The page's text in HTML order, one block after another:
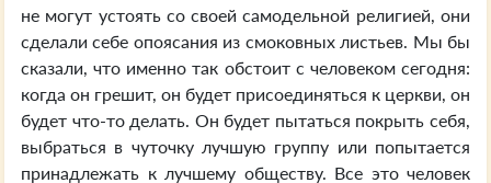
не могут устоять со своей самодельной религией, они
сделали себе опоясания из смоковных листьев. Мы бы
сказали, что именно так обстоит с человеком сегодня:
когда он грешит, он будет присоединяться к церкви, он
будет что-то делать. Он будет пытаться покрыть себя,
выбраться в чуточку лучшую группу или попытается
принадлежать к лучшему обществу. Все это человек